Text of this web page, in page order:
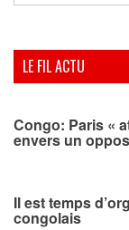
LE FIL ACTU
Congo: Paris «
envers un
Il est temps
congolais